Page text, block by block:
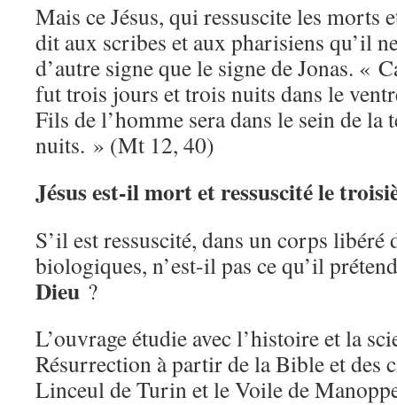
Mais ce Jésus, qui ressuscite les
dit aux scribes et aux pharisiens qu’il
d’autre signe que le signe de Jonas. «
fut trois jours et trois nuits dans le
Fils de l’homme sera dans le sein de
nuits. » (Mt 12, 40)
Jésus est-il mort et ressuscité le
S’il est ressuscité, dans un corps libéré
biologiques, n’est-il pas ce qu’il
Dieu ?
L’ouvrage étudie avec l’histoire et la
Résurrection à partir de la Bible et des
Linceul de Turin et le Voile de